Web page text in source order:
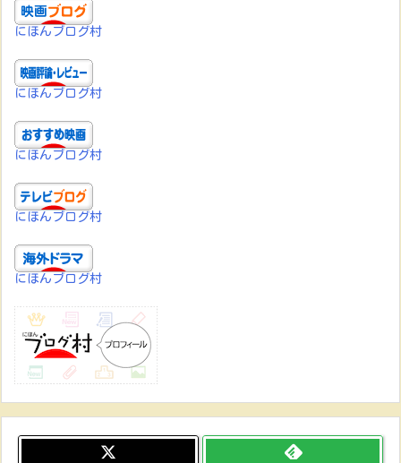
にほんブログ村
にほんブログ村
にほんブログ村
にほんブログ村
にほんブログ村